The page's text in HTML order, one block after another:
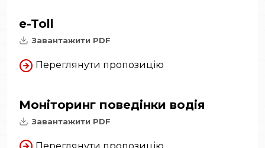
e-Toll
Завантажити PDF
Переглянути пропозицію
Моніторинг поведінки водія
Завантажити PDF
Переглянути пропозицію